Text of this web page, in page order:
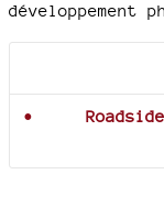
développement